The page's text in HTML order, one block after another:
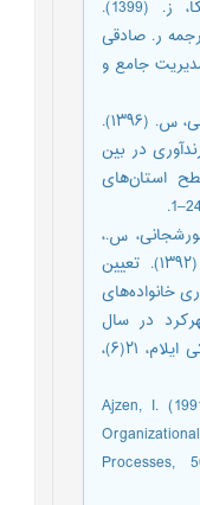
سوبوتا، ت.، ماتیساک، آ. و برزوسکا، ز. (1399).
ر. صادقی
جامع و
مشفق، م.، مرادی ثانی، ق. و حسین‌خانی، س. (۱۳۹۶).
در بین
استان‌های
س.،
خسروی، ف.، و خلفیان‌پوران، ج. م. (۱۳۹۲). تعیین
خانواده‌های
در سال
۱۳۹۲. مجله علمی دانشگاه علوم پزشکی ایلام، ۲۱(۶)،
Ajzen, I.
Processes,